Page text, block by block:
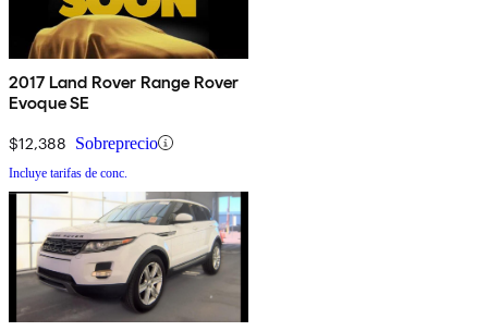
2017 Land Rover Range Rover
Evoque SE
$12,388 Sobreprecio
Incluye tarifas de conc.